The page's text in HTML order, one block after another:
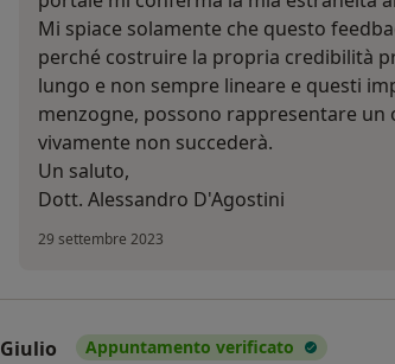
Mi spiace solamente che questo
perché costruire la propria credibilità
lungo e non sempre lineare e questi
menzogne, possono rappresentare un
vivamente non succederà.
Un saluto,
Dott. Alessandro D'Agostini
29 settembre 2023
Giulio Appuntamento verificato